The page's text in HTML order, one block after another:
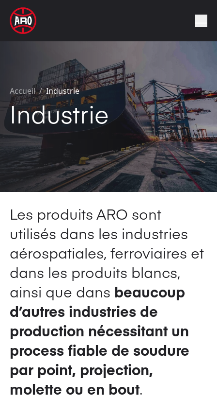
Accueil / Industrie
Industrie
Les produits ARO sont
utilisés dans les industries
aérospatiales, ferroviaires et
dans les produits blancs,
ainsi que dans beaucoup
d’autres industries de
production nécessitant un
process fiable de soudure
par point, projection,
molette ou en bout.